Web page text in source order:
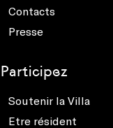
Contacts
Presse
Participez
Soutenir la Villa
Etre résident